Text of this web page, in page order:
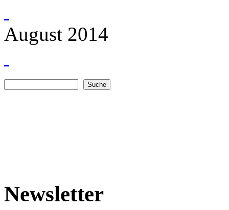
August 2014
Newsletter